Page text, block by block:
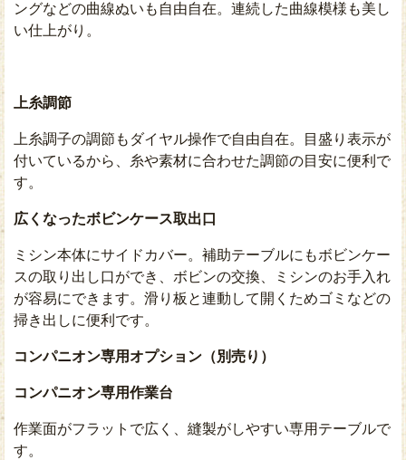
ングなどの曲線ぬいも自由自在。連続した曲線模様も美し
い仕上がり。
上糸調節
上糸調子の調節もダイヤル操作で自由自在。目盛り表示が
付いているから、糸や素材に合わせた調節の目安に便利で
す。
広くなったボビンケース取出口
ミシン本体にサイドカバー。補助テーブルにもボビンケー
スの取り出し口ができ、ボビンの交換、ミシンのお手入れ
が容易にできます。滑り板と連動して開くためゴミなどの
掃き出しに便利です。
コンパニオン専用オプション（別売り）
コンパニオン専用作業台
作業面がフラットで広く、縫製がしやすい専用テーブルで
す。